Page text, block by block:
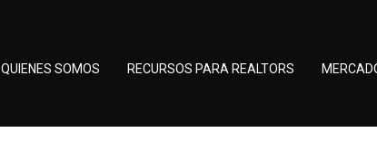
QUIENES SOMOS RECURSOS PARA REALTORS